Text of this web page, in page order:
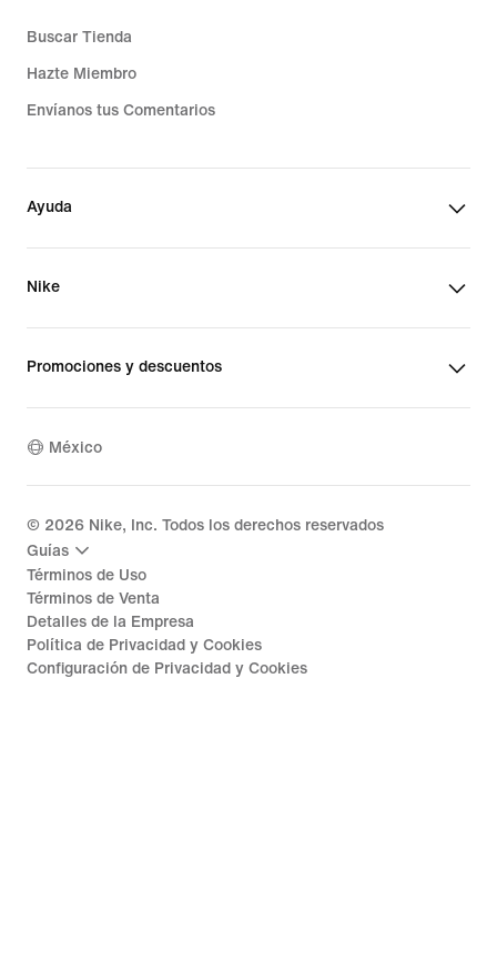
Buscar Tienda
Hazte Miembro
Envíanos tus Comentarios
Ayuda
Nike
Promociones y descuentos
México
© 2026 Nike, Inc. Todos los derechos reservados
Guías
Términos de Uso
Términos de Venta
Detalles de la Empresa
Política de Privacidad y Cookies
Configuración de Privacidad y Cookies